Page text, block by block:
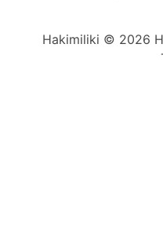
Hakimiliki © 2026